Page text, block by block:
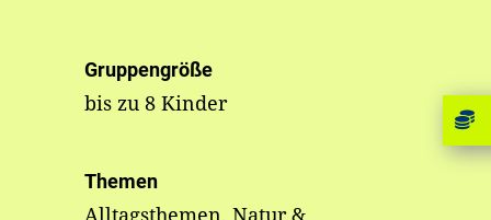
Gruppengröße
bis zu 8 Kinder
Themen
Alltagsthemen, Natur &